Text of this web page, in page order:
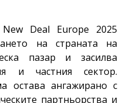
Deal Europe 2025
на страната на
пазар и засилва
и частния сектор.
остава ангажирано с
партньорства и